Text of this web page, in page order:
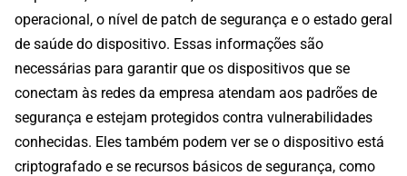
operacional, o nível de patch de segurança e o estado geral
de saúde do dispositivo. Essas informações são
necessárias para garantir que os dispositivos que se
conectam às redes da empresa atendam aos padrões de
segurança e estejam protegidos contra vulnerabilidades
conhecidas. Eles também podem ver se o dispositivo está
criptografado e se recursos básicos de segurança, como